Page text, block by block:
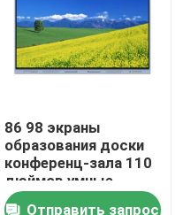
86 98 экраны
образования доски
конференц-зала 110
дюймов умные
взаимодействующие
Отправить запрос